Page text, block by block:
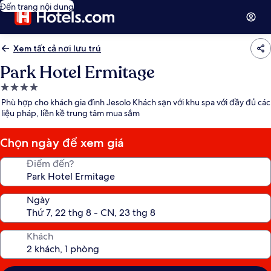
Đến trang nội dung
Xem tất cả nơi lưu trú
Park Hotel Ermitage
Nơi
lưu
trú
4.0
sao
Phù hợp cho khách gia đình Jesolo Khách sạn với khu spa với đầy đủ các
liệu pháp, liền kề trung tâm mua sắm
Chọn ngày để xem giá
Điểm đến?
Ngày
Khách